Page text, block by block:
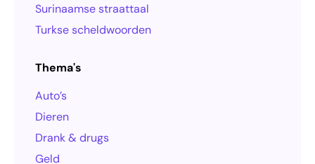
Surinaamse straattaal
Turkse scheldwoorden
Thema's
Auto’s
Dieren
Drank & drugs
Geld